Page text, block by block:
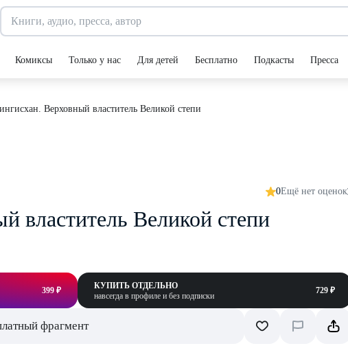
Комиксы Только у нас Для детей Бесплатно Подкасты Пресса
Верховный властитель Великой степи
0Ещё нет оценок
властитель Великой степи
399 ₽
КУПИТЬ ОТДЕЛЬНО
навсегда в профиле и без подписки
729 ₽
фрагмент